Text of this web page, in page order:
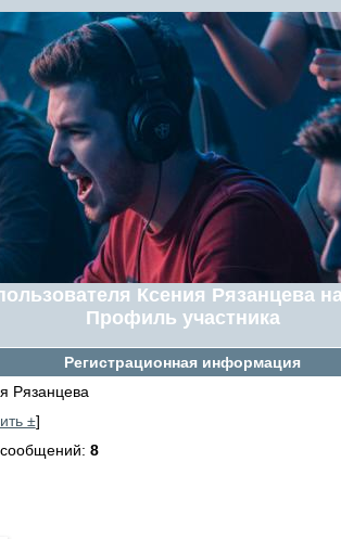
Ксения Рязанцева
Профиль участника
Регистрационная информация
Рязанцева
±]
сообщений: 8